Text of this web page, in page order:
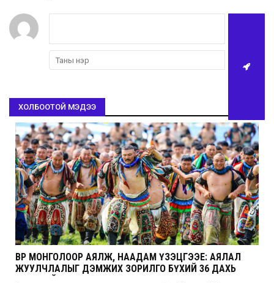
ХОЛБООТОЙ МЭДЭЭ
ӨВӨР МОНГОЛООР АЯЛЖ, НААДАМ ҮЗЭЦГЭЭЕ: АЯЛАЛ
ЖУУЛЧЛАЛЫГ ДЭМЖИХ ЗОРИЛГО БҮХИЙ 36 ДАХЬ